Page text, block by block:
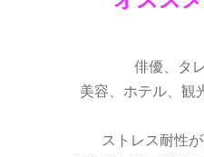
俳優、タ
美容、ホテル、観
ストレス耐性